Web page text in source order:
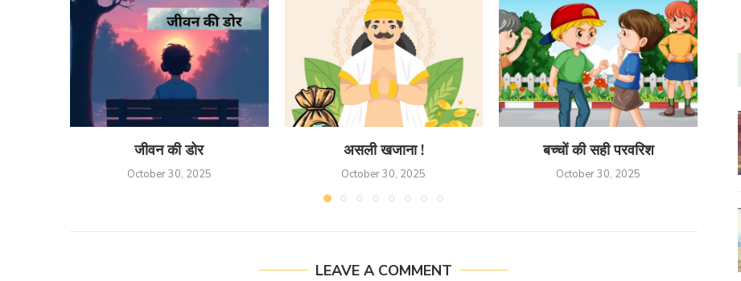
जीवन की डोर
October 30, 2025
असली खजाना !
October 30, 2025
बच्चों की सही परवरिश
October 30, 2025
LEAVE A COMMENT